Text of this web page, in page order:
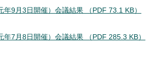
年9月3日開催）会議結果 （PDF 73.1 KB）
年7月8日開催）会議結果 （PDF 285.3 KB）